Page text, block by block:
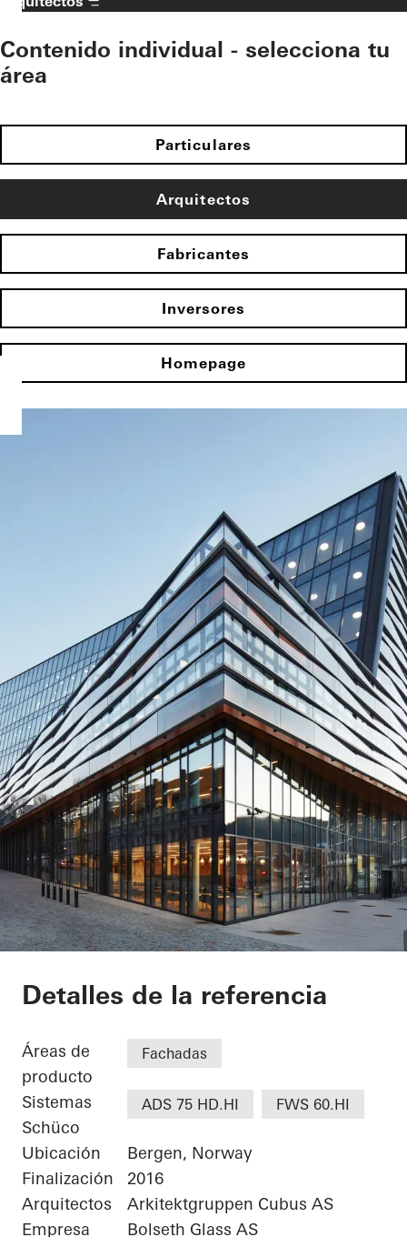
Contenido individual - selecciona tu
área
Particulares
Arquitectos
Fabricantes
Inversores
Homepage
Jonsvollkvartalet
Detalles de la referencia
Áreas de
producto
Fachadas
Sistemas
Schüco
ADS 75 HD.HI FWS 60.HI
Ubicación
Bergen, Norway
Finalización
2016
Arquitectos
Arkitektgruppen Cubus AS
Empresa
Bolseth Glass AS